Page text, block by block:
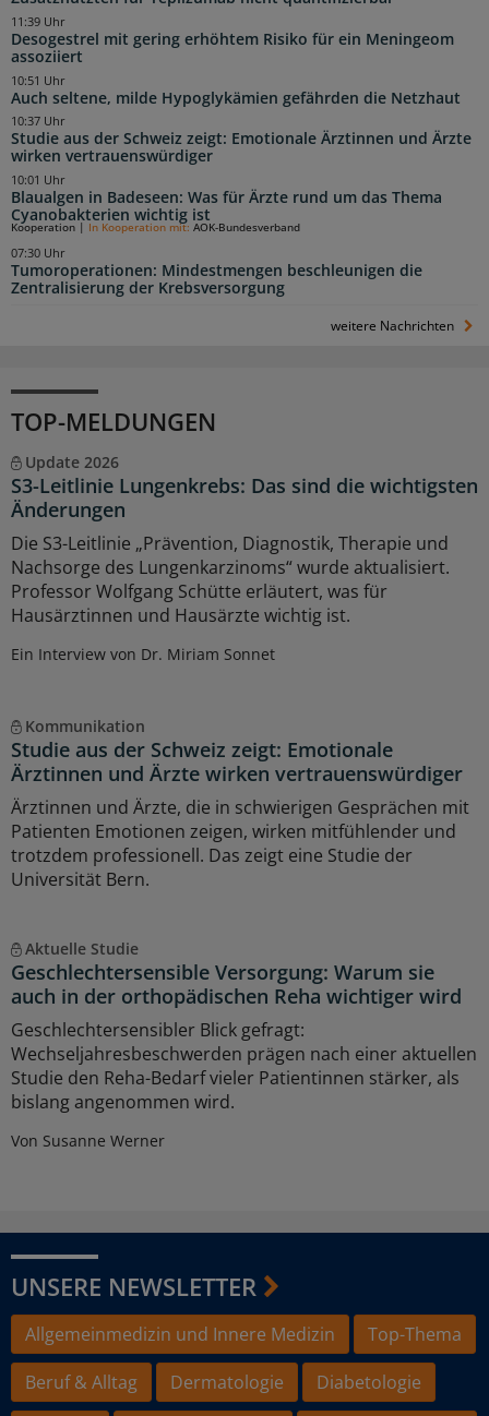
Desogestrel mit gering erhöhtem Risiko für ein Meningeom
assoziiert
11:39 Uhr
Auch seltene, milde Hypoglykämien gefährden die Netzhaut
10:51 Uhr
Studie aus der Schweiz zeigt: Emotionale Ärztinnen und Ärzte
wirken vertrauenswürdiger
10:37 Uhr
Blaualgen in Badeseen: Was für Ärzte rund um das Thema
Cyanobakterien wichtig ist
10:01 Uhr
Tumoroperationen: Mindestmengen beschleunigen die
Zentralisierung der Krebsversorgung
Kooperation | In Kooperation mit: AOK-Bundesverband
07:30 Uhr
weitere Nachrichten
TOP-MELDUNGEN
Update 2026
S3-Leitlinie Lungenkrebs: Das sind die wichtigsten
Änderungen
Die S3-Leitlinie „Prävention, Diagnostik, Therapie und
Nachsorge des Lungenkarzinoms“ wurde aktualisiert.
Professor Wolfgang Schütte erläutert, was für
Hausärztinnen und Hausärzte wichtig ist.
Ein Interview von Dr. Miriam Sonnet
Kommunikation
Studie aus der Schweiz zeigt: Emotionale
Ärztinnen und Ärzte wirken vertrauenswürdiger
Ärztinnen und Ärzte, die in schwierigen Gesprächen mit
Patienten Emotionen zeigen, wirken mitfühlender und
trotzdem professionell. Das zeigt eine Studie der
Universität Bern.
Aktuelle Studie
Geschlechtersensible Versorgung: Warum sie
auch in der orthopädischen Reha wichtiger wird
Geschlechtersensibler Blick gefragt:
Wechseljahresbeschwerden prägen nach einer aktuellen
Studie den Reha-Bedarf vieler Patientinnen stärker, als
bislang angenommen wird.
Von Susanne Werner
UNSERE NEWSLETTER
Allgemeinmedizin und Innere Medizin
Top-Thema
Beruf & Alltag
Dermatologie
Diabetologie